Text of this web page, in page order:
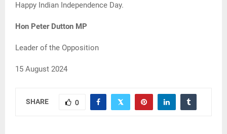
Happy Indian Independence Day.
Hon Peter Dutton MP
Leader of the Opposition
15 August 2024
SHARE 0